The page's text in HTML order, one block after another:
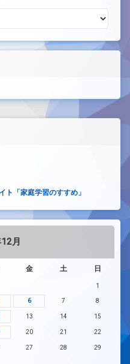
ト「家庭学習のすすめ」
月
金 土 日
1
6 7 8
13 14 15
20 21 22
27 28 29